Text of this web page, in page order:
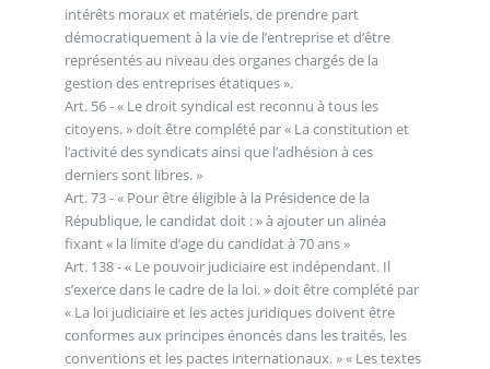
intérêts moraux et matériels, de prendre part
démocratiquement à la vie de l’entreprise et d’être
représentés au niveau des organes chargés de la
gestion des entreprises étatiques ».
Art. 56 - « Le droit syndical est reconnu à tous les
citoyens. » doit être complété par « La constitution et
l’activité des syndicats ainsi que l’adhésion à ces
derniers sont libres. »
Art. 73 - « Pour être éligible à la Présidence de la
République, le candidat doit : » à ajouter un alinéa
fixant « la limite d’age du candidat à 70 ans »
Art. 138 - « Le pouvoir judiciaire est indépendant. Il
s’exerce dans le cadre de la loi. » doit être complété par
« La loi judiciaire et les actes juridiques doivent être
conformes aux principes énoncés dans les traités, les
conventions et les pactes internationaux. » « Les textes